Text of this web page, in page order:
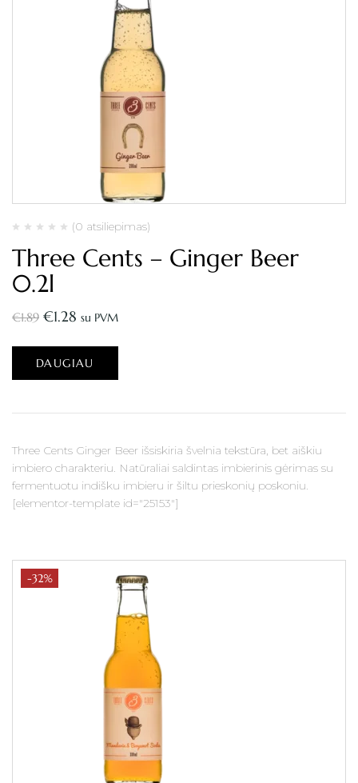
(0 atsiliepimas)
Three Cents – Ginger Beer
0.2l
€1.89 €1.28 su PVM
DAUGIAU
Three Cents Ginger Beer išsiskiria švelnia tekstūra, bet aiškiu
imbiero charakteriu. Natūraliai saldintas imbierinis gėrimas su
fermentuotu indišku imbieru ir šiltu prieskonių poskoniu.
[elementor-template id="25153"]
-32%